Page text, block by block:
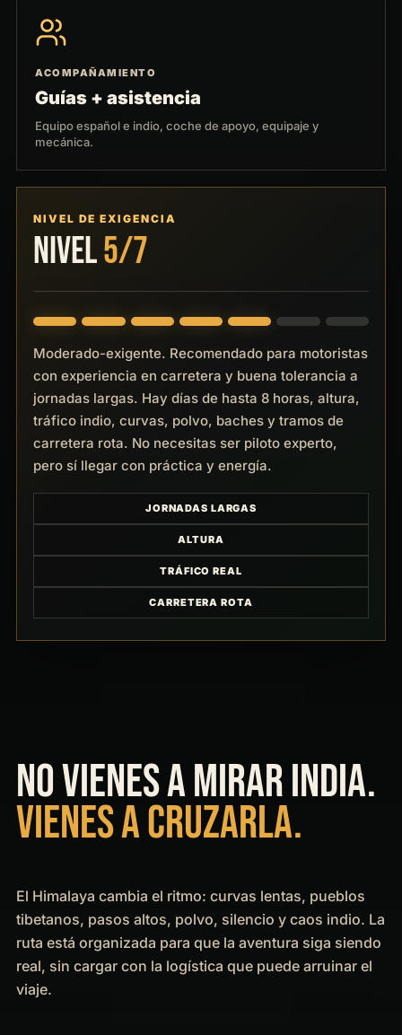
ACOMPAÑAMIENTO
Guías + asistencia
Equipo español e indio, coche de apoyo, equipaje y
mecánica.
NIVEL DE EXIGENCIA
NIVEL5/7
Moderado-exigente. Recomendado para motoristas
con experiencia en carretera y buena tolerancia a
jornadas largas. Hay días de hasta 8 horas, altura,
tráfico indio, curvas, polvo, baches y tramos de
carretera rota. No necesitas ser piloto experto,
pero sí llegar con práctica y energía.
JORNADAS LARGAS
ALTURA
TRÁFICO REAL
CARRETERA ROTA
NO VIENES A MIRAR INDIA.
VIENES A CRUZARLA.
El Himalaya cambia el ritmo: curvas lentas, pueblos
tibetanos, pasos altos, polvo, silencio y caos indio. La
ruta está organizada para que la aventura siga siendo
real, sin cargar con la logística que puede arruinar el
viaje.